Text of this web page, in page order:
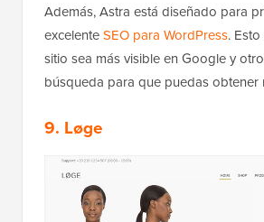
Además, Astra está diseñado para
excelenteSEO para WordPress.
sitio sea más visible en Google y
búsqueda para que puedas obtener
9. Løge